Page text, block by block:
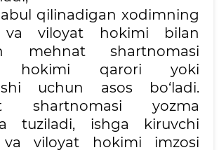
qilinadigan xodimning
va viloyat hokimi bilan
mehnat shartnomasi
hokimi qarori yoki
uchun asos bo‘ladi.
shartnomasi yozma
tuziladi, ishga kiruvchi
viloyat hokimi imzosi